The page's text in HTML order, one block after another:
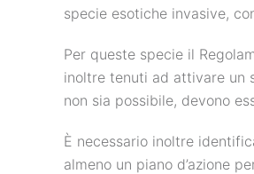
specie esotiche invasive,
Per queste specie il
inoltre tenuti ad attivare un
non sia possibile, devono
È necessario inoltre
almeno un piano d’azione